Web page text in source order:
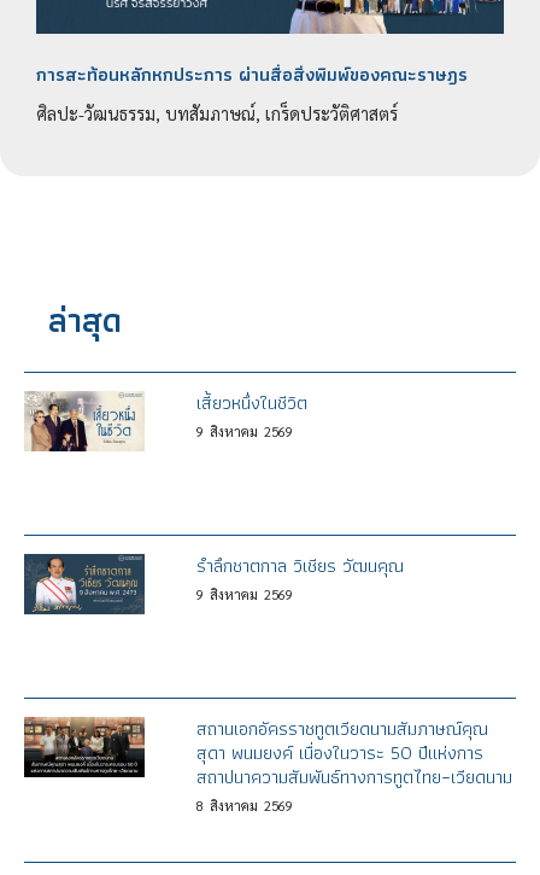
การสะท้อนหลักหกประการ ผ่านสื่อสิ่งพิมพ์ของคณะราษฎร
ศิลปะ-วัฒนธรรม, บทสัมภาษณ์, เกร็ดประวัติศาสตร์
ล่าสุด
เสี้ยวหนึ่งในชีวิต
9 สิงหาคม 2569
รำลึกชาตกาล วิเชียร วัฒนคุณ
9 สิงหาคม 2569
สถานเอกอัครราชทูตเวียดนามสัมภาษณ์คุณ
สุดา พนมยงค์ เนื่องในวาระ 50 ปีแห่งการ
สถาปนาความสัมพันธ์ทางการทูตไทย–เวียดนาม
8 สิงหาคม 2569